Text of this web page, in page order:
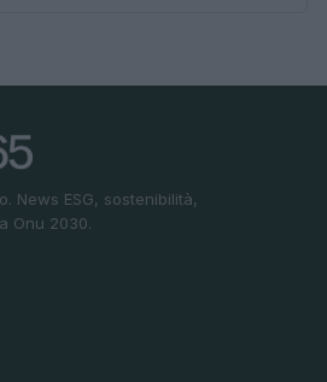
News ESG, sostenibilità,
Onu 2030.